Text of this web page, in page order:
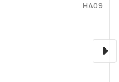
HA09